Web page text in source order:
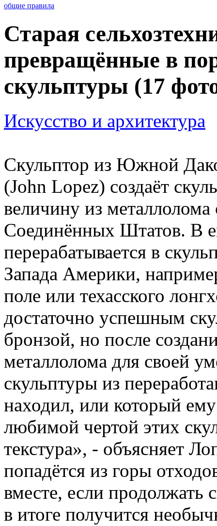
общие правила
Старая
превращённые в
скульптуры (17
Искусство и архитектура
Скульптор из Южной
(John Lopez) создаёт
величину из металлолома
Соединённых Штатов. В
перерабатывается в
Запада Америки,
поле или техасского
достаточно успешным
бронзой, но после
металлолома для своей
скульптуры из
находил, или который
любимой чертой этих
текстура», - объясняет
попадётся из горы
вместе, если продолжать
в итоге получится